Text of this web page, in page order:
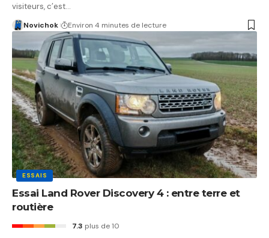
visiteurs, c’est…
Novichok Environ 4 minutes de lecture
ESSAIS
Essai Land Rover Discovery 4 : entre terre et
routière
7.3 plus de 10